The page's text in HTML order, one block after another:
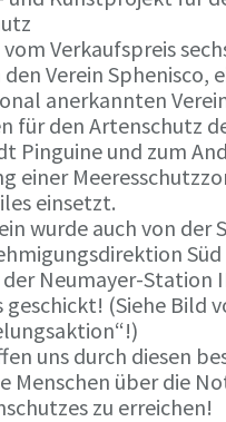
vom Verkaufspreis
Verein Sphenisco,
anerkannten
für den Artenschutz
Pinguine und zum
einer
einsetzt.
wurde auch von der
Süd
der Neumayer-Station
(Siehe Bild
uns durch diesen
Menschen über die
zu erreichen!